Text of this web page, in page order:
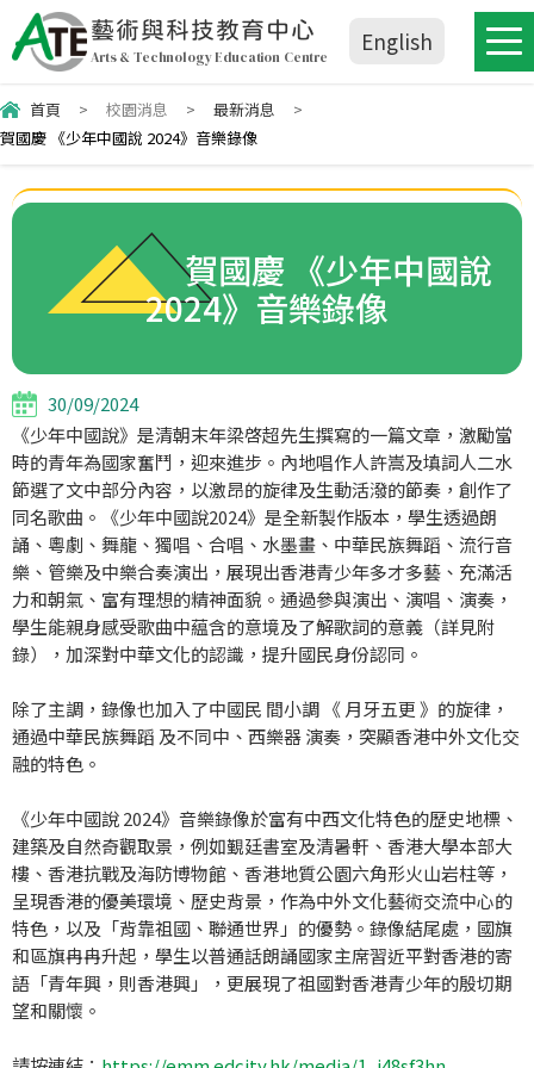
藝術與科技教育中心
Arts & Technology Education Centre
English
首頁 > 校園消息 > 最新消息
>
賀國慶 《少年中國說 2024》音樂錄像
賀國慶 《少年中國說
2024》音樂錄像
30/09/2024
《少年中國說》是清朝末年梁啓超先生撰寫的一篇文章，激勵當
時的青年為國家奮鬥，迎來進步。內地唱作人許嵩及填詞人二水
節選了文中部分內容，以激昂的旋律及生動活潑的節奏，創作了
同名歌曲。《少年中國說2024》是全新製作版本，學生透過朗
誦、粵劇、舞龍、獨唱、合唱、水墨畫、中華民族舞蹈、流行音
樂、管樂及中樂合奏演出，展現出香港青少年多才多藝、充滿活
力和朝氣、富有理想的精神面貌。通過參與演出、演唱、演奏，
學生能親身感受歌曲中藴含的意境及了解歌詞的意義（詳見附
錄），加深對中華文化的認識，提升國民身份認同。
除了主調，錄像也加入了中國民 間小調 《 月牙五更 》的旋律，
通過中華民族舞蹈 及不同中、西樂器 演奏，突顯香港中外文化交
融的特色。
《少年中國說 2024》音樂錄像於富有中西文化特色的歷史地標、
建築及自然奇觀取景，例如覲廷書室及清暑軒、香港大學本部大
樓、香港抗戰及海防博物館、香港地質公園六角形火山岩柱等，
呈現香港的優美環境、歷史背景，作為中外文化藝術交流中心的
特色，以及「背靠祖國、聯通世界」的優勢。錄像結尾處，國旗
和區旗冉冉升起，學生以普通話朗誦國家主席習近平對香港的寄
語「青年興，則香港興」，更展現了祖國對香港青少年的殷切期
望和關懷。